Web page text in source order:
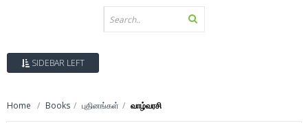
SIDEBAR LEFT
Home Books புதினங்கள் வாழ்வரசி